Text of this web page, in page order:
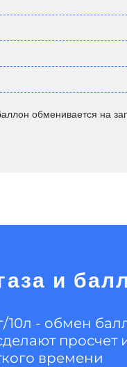
обменивается на
и
10л - обмен
просчет
времени